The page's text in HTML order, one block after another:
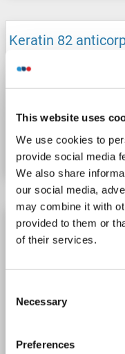
This website uses
We use cookies to
provide social media
We also share
our social media,
may combine it with
provided to them or
of their services.
Selection
Necessary
Preferences
Keratin 82
N° du produit
Fiche technique
Keratin 82
Fluor® 555)
Fiche technique